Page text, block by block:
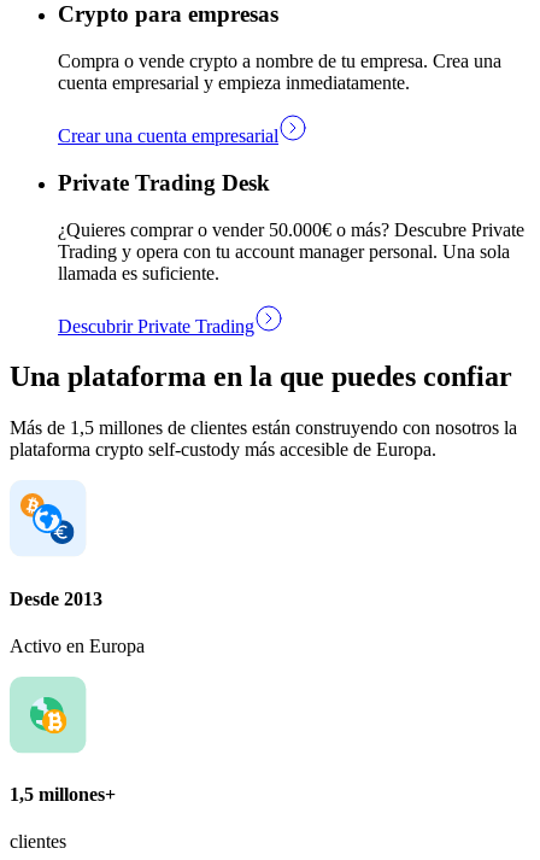
Crypto para empresas
Compra o vende crypto a nombre de tu empresa. Crea una
cuenta empresarial y empieza inmediatamente.
Crear una cuenta empresarial
Private Trading Desk
¿Quieres comprar o vender 50.000€ o más? Descubre Private
Trading y opera con tu account manager personal. Una sola
llamada es suficiente.
Descubrir Private Trading
Una plataforma en la que puedes confiar
Más de 1,5 millones de clientes están construyendo con nosotros la
plataforma crypto self-custody más accesible de Europa.
Desde 2013
Activo en Europa
1,5 millones+
clientes